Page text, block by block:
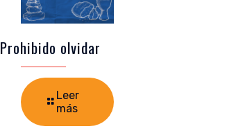
Prohibido olvidar
Leer
más